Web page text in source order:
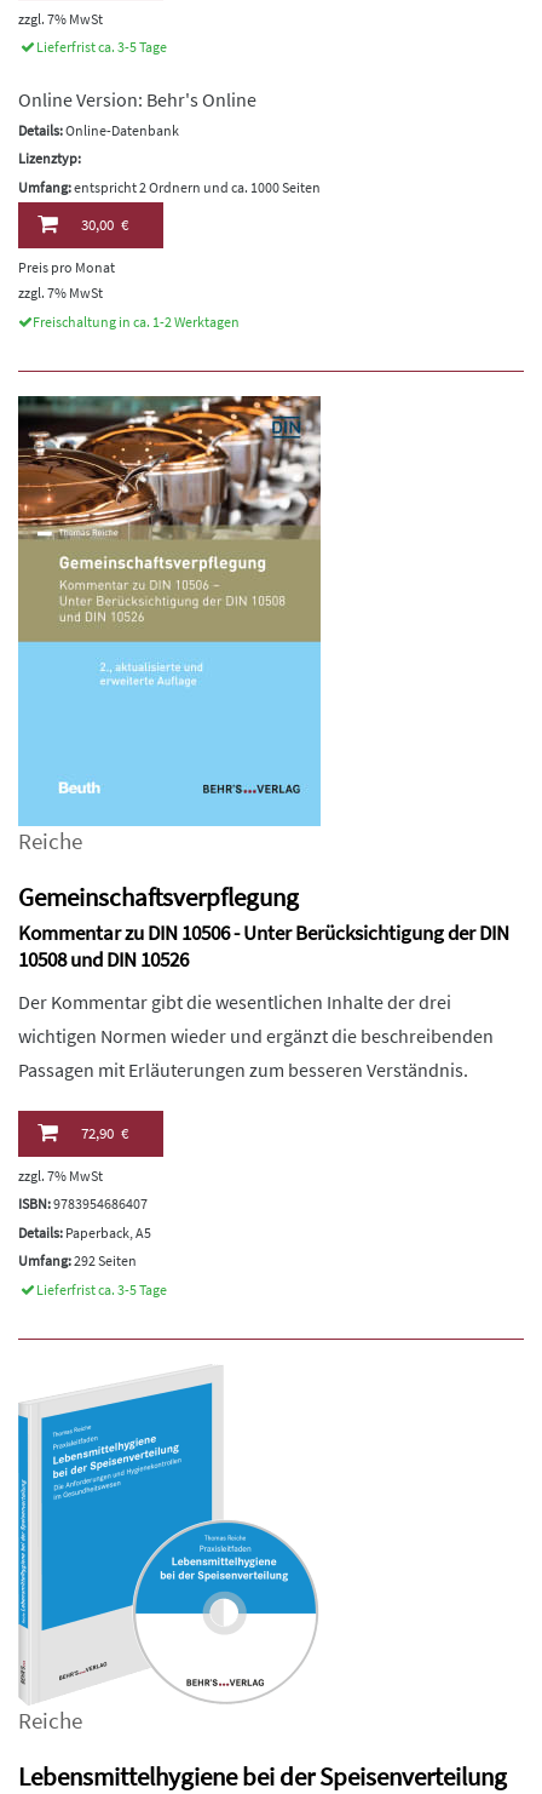
zzgl. 7% MwSt
Lieferfrist ca. 3-5 Tage
Online Version: Behr's Online
Details:Online-Datenbank
Lizenztyp:
Umfang:entspricht 2 Ordnern und ca. 1000 Seiten
30,00 €
Preis pro Monat
zzgl. 7% MwSt
Freischaltung in ca. 1-2 Werktagen
Reiche
Gemeinschaftsverpflegung
Kommentar zu DIN 10506 - Unter Berücksichtigung der DIN
10508 und DIN 10526
Der Kommentar gibt die wesentlichen Inhalte der drei
wichtigen Normen wieder und ergänzt die beschreibenden
Passagen mit Erläuterungen zum besseren Verständnis.
72,90 €
zzgl. 7% MwSt
ISBN:9783954686407
Details: Paperback, A5
Umfang:292 Seiten
Lieferfrist ca. 3-5 Tage
Reiche
Lebensmittelhygiene bei der Speisenverteilung